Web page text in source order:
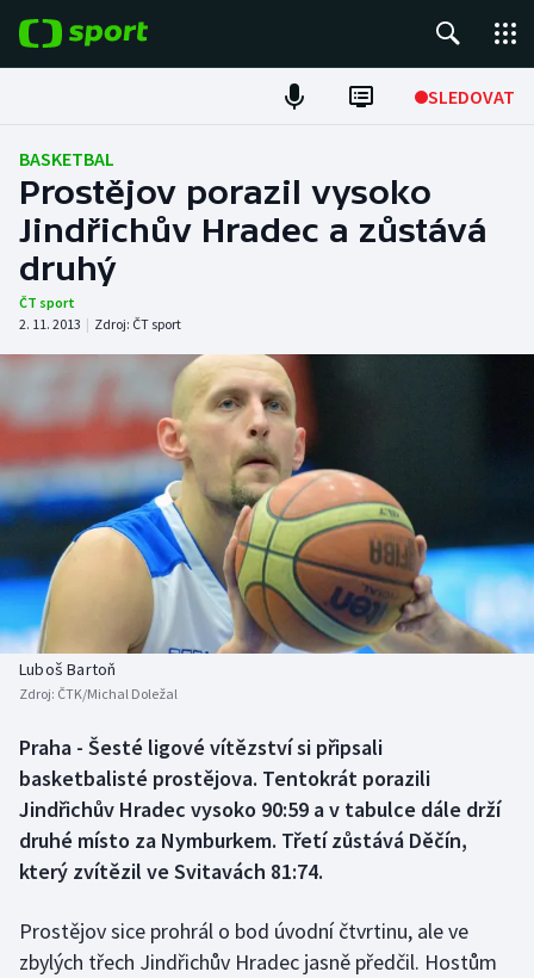
SLEDOVAT
Fotbal
Hokej
Tenis
Atletika
Cyklistika
DALŠÍ SPORTY
Americký fotbal
Baseball a softbal
Basketbal
Biatlon
Box
Curling
Florbal
NEPŘEHLÉDNĚTE
Soutěže
Historické návraty
Aplikace ČT sport
BASKETBAL
Prostějov porazil vysoko
Jindřichův Hradec a zůstává
druhý
ČT sport
2. 11. 2013 | Zdroj: ČT sport
Luboš Bartoň
Zdroj: ČTK/Michal Doležal
Praha - Šesté ligové vítězství si připsali
basketbalisté prostějova. Tentokrát porazili
Jindřichův Hradec vysoko 90:59 a v tabulce dále drží
druhé místo za Nymburkem. Třetí zůstává Děčín,
který zvítězil ve Svitavách 81:74.
Prostějov sice prohrál o bod úvodní čtvrtinu, ale ve
zbylých třech Jindřichův Hradec jasně předčil. Hostům